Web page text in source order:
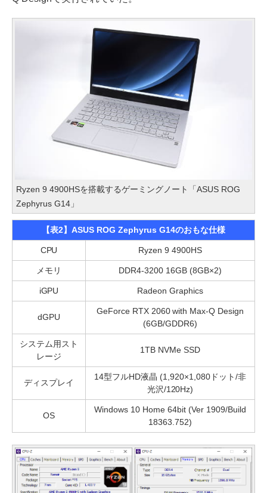
Ryzen 9 4900HSを搭載するゲーミングノート「ASUS ROG
Zephyrus G14」
【表2】ASUS ROG Zephyrus G14のおもな仕様
CPU Ryzen 9 4900HS
メモリ DDR4-3200 16GB (8GB×2)
iGPU Radeon Graphics
dGPU
GeForce RTX 2060 with Max-Q Design
(6GB/GDDR6)
システム用スト
レージ
1TB NVMe SSD
ディスプレイ
14型フルHD液晶 (1,920×1,080ドット/非
光沢/120Hz)
OS
Windows 10 Home 64bit (Ver 1909/Build
18363.752)